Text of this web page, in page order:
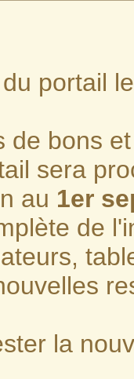
portail
de bons
sera
au 1er
de
la